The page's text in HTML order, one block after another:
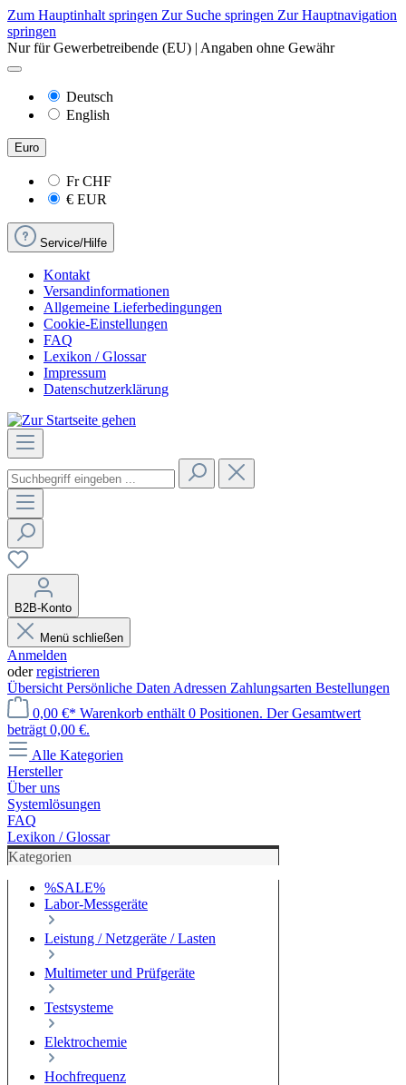
Zum Hauptinhalt springen Zur Suche springen Zur Hauptnavigation
springen
Nur für Gewerbetreibende (EU) | Angaben ohne Gewähr
Deutsch
English
Euro
FrCHF
€ EUR
Service/Hilfe
Kontakt
Versandinformationen
Allgemeine Lieferbedingungen
Cookie-Einstellungen
FAQ
Lexikon / Glossar
Impressum
Datenschutzerklärung
B2B-Konto
Menü schließen
Anmelden
oderregistrieren
Übersicht Persönliche Daten Adressen Zahlungsarten Bestellungen
0,00 €* Warenkorb enthält 0 Positionen. Der Gesamtwert
beträgt 0,00 €.
Alle Kategorien
Hersteller
Über uns
Systemlösungen
FAQ
Lexikon / Glossar
Kategorien
%SALE%
Labor-Messgeräte
Leistung / Netzgeräte / Lasten
Multimeter und Prüfgeräte
Testsysteme
Elektrochemie
Hochfrequenz